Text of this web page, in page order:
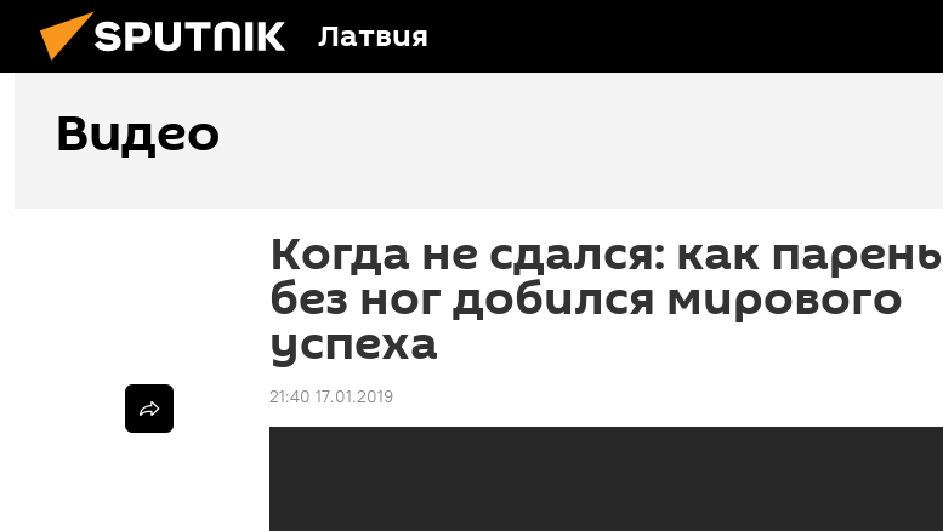
Латвия
Видео
Когда не сдался: как парень
без ног добился мирового
успеха
21:40 17.01.2019